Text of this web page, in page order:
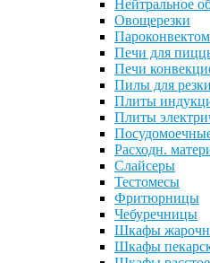
Нейтральное
Овощерезки
Печи для
Печи
Пилы для
Плиты
Плиты
Расходн.
Слайсеры
Тестомесы
Фритюрницы
Чебуречницы
Шкафы
Шкафы